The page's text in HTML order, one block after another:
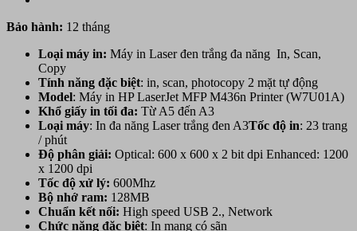
Bảo hành: 12 tháng
Loại máy in: Máy in Laser đen trắng đa năng In, Scan,
Copy
Tính năng đặc biệt: in, scan, photocopy 2 mặt tự động
Model: Máy in HP LaserJet MFP M436n Printer (W7U01A)
Khổ giấy in tối đa: Từ A5 đến A3
Loại máy: In đa năng Laser trắng đen A3Tốc độ in: 23 trang
/ phút
Độ phân giải: Optical: 600 x 600 x 2 bit dpi Enhanced: 1200
x 1200 dpi
Tốc độ xử lý: 600Mhz
Bộ nhớ ram: 128MB
Chuẩn kết nối: High speed USB 2., Network
Chức năng đặc biệt: In mạng có sãn